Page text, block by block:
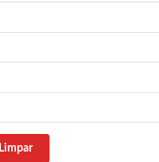
Limpar